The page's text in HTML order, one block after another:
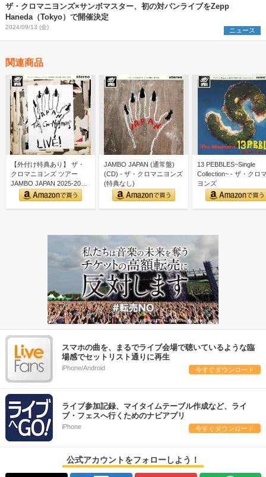
ザ・クロマニヨンズ×サンボマスター、初の対バンライブをZepp
Haneda（Tokyo）で開催決定
2024/09/13 (金) ニュース
関連商品
【外付け特典あり】 ザ・
クロマニヨンズ ツアー
JAMBO JAPAN 2025-2026
(通常…
JAMBO JAPAN (通常盤)
(CD) - ザ・クロマニヨンズ
(特典なし)
13 PEBBLES~Single
Collection~ - ザ・クロ
ヨンズ
スマホの曲を、まるでライブ会場で聴いているような臨
場感でセットリスト通りに再生
iPhone/Android 今すぐダウンロード
ライブ参加記録、マイタイムテーブル作成など、ライ
ブ・フェスへ行くためのナビアプリ
iPhone 今すぐダウンロード
公式アカウントをフォローしよう！